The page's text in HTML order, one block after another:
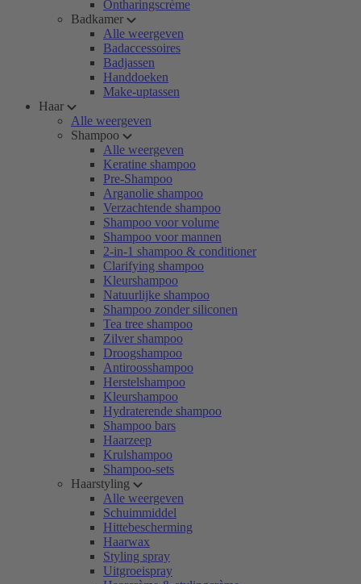
Ontharingscrème
Badkamer
Alle weergeven
Badaccessoires
Badjassen
Handdoeken
Make-uptassen
Haar
Alle weergeven
Shampoo
Alle weergeven
Keratine shampoo
Pre-Shampoo
Arganolie shampoo
Verzachtende shampoo
Shampoo voor volume
Shampoo voor mannen
2-in-1 shampoo & conditioner
Clarifying shampoo
Kleurshampoo
Natuurlijke shampoo
Shampoo zonder siliconen
Tea tree shampoo
Zilver shampoo
Droogshampoo
Antiroosshampoo
Herstelshampoo
Kleurshampoo
Hydraterende shampoo
Shampoo bars
Haarzeep
Krulshampoo
Shampoo-sets
Haarstyling
Alle weergeven
Schuimmiddel
Hittebescherming
Haarwax
Styling spray
Uitgroeispray